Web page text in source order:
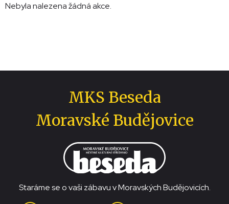
Nebyla nalezena žádná akce.
MKS Beseda
Moravské Budějovice
Staráme se o vaši zábavu v Moravských Budějovicích.